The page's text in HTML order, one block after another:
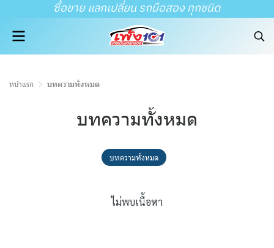
ซื้อขาย แลกเปลี่ยน รถมือสอง ทุกชนิด
หน้าแรก บทความทั้งหมด
บทความทั้งหมด
บทความทั้งหมด
ไม่พบเนื้อหา